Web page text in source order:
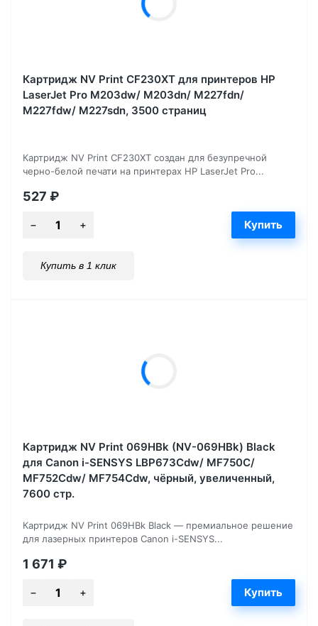
Картридж NV Print CF230XT для принтеров HP
LaserJet Pro M203dw/ M203dn/ M227fdn/
M227fdw/ M227sdn, 3500 страниц
Картридж NV Print CF230XT создан для безупречной
черно-белой печати на принтерах HP LaserJet Pro...
527 ₽
Купить в 1 клик
Картридж NV Print 069HBk (NV-069HBk) Black
для Canon i-SENSYS LBP673Cdw/ MF750C/
MF752Cdw/ MF754Cdw, чёрный, увеличенный,
7600 стр.
Картридж NV Print 069HBk Black — премиальное решение
для лазерных принтеров Canon i-SENSYS...
1 671 ₽